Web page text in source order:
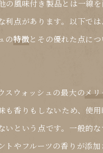
の風味付き製品とは一線
利点があります。以下で
の特徴とその優れた点に
スウォッシュの最大のメリ
も香りもしないため、使
いという点です。一般的な
トやフルーツの香りが添加